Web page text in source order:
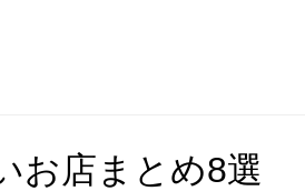
お店まとめ8選